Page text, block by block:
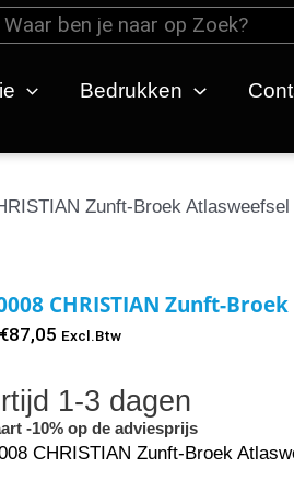
Zoeken
Bedrukken
Zunft-Broek Atlasweefsel
CHRISTIAN Zunft-
Oorspronkelijke
€87,05 Huidige
is:
€87,05.
Excl.Btw
1-3 dagen
-10% op de adviesprijs
CHRISTIAN Zunft-Broek